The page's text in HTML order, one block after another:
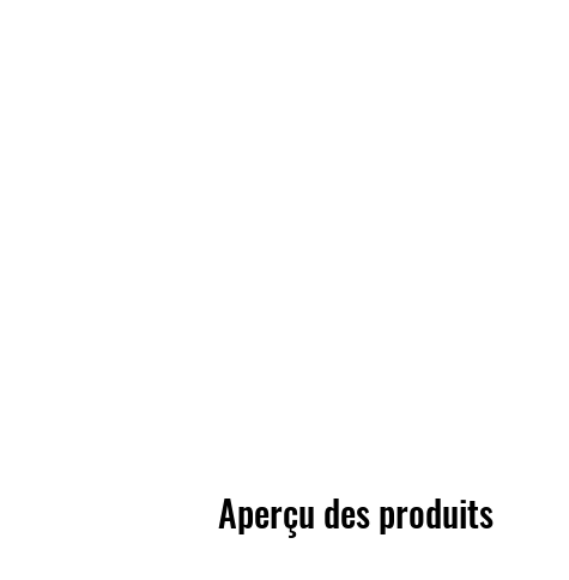
Aperçu des produits